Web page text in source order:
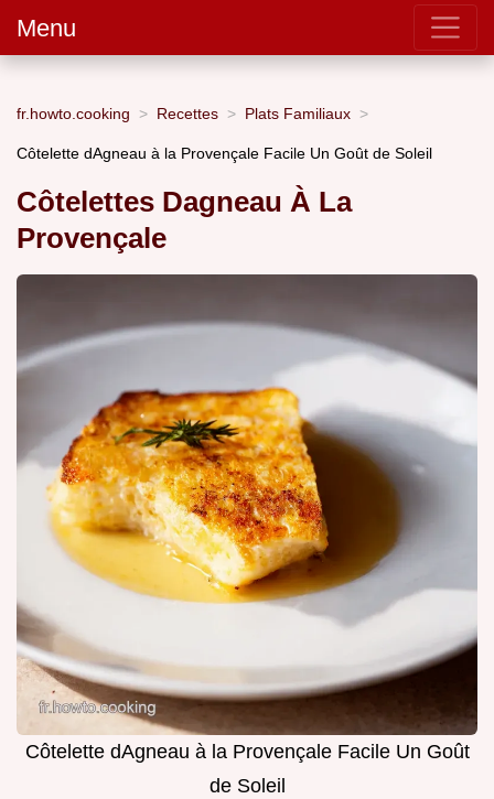
Menu
fr.howto.cooking Recettes Plats Familiaux
Côtelette dAgneau à la Provençale Facile Un Goût de Soleil
Côtelettes Dagneau À La
Provençale
Côtelette dAgneau à la Provençale Facile Un Goût
de Soleil